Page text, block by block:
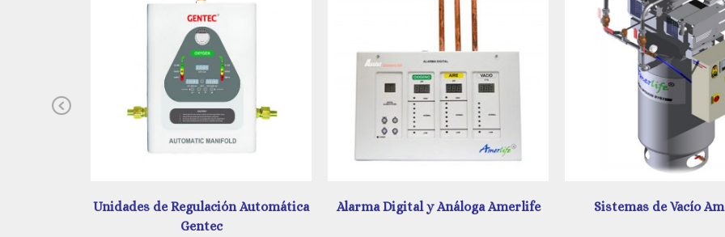
Previous
Alarma Digital y Análoga Amerlife Sistemas de Vacío Amerlife Unidad de Regulación